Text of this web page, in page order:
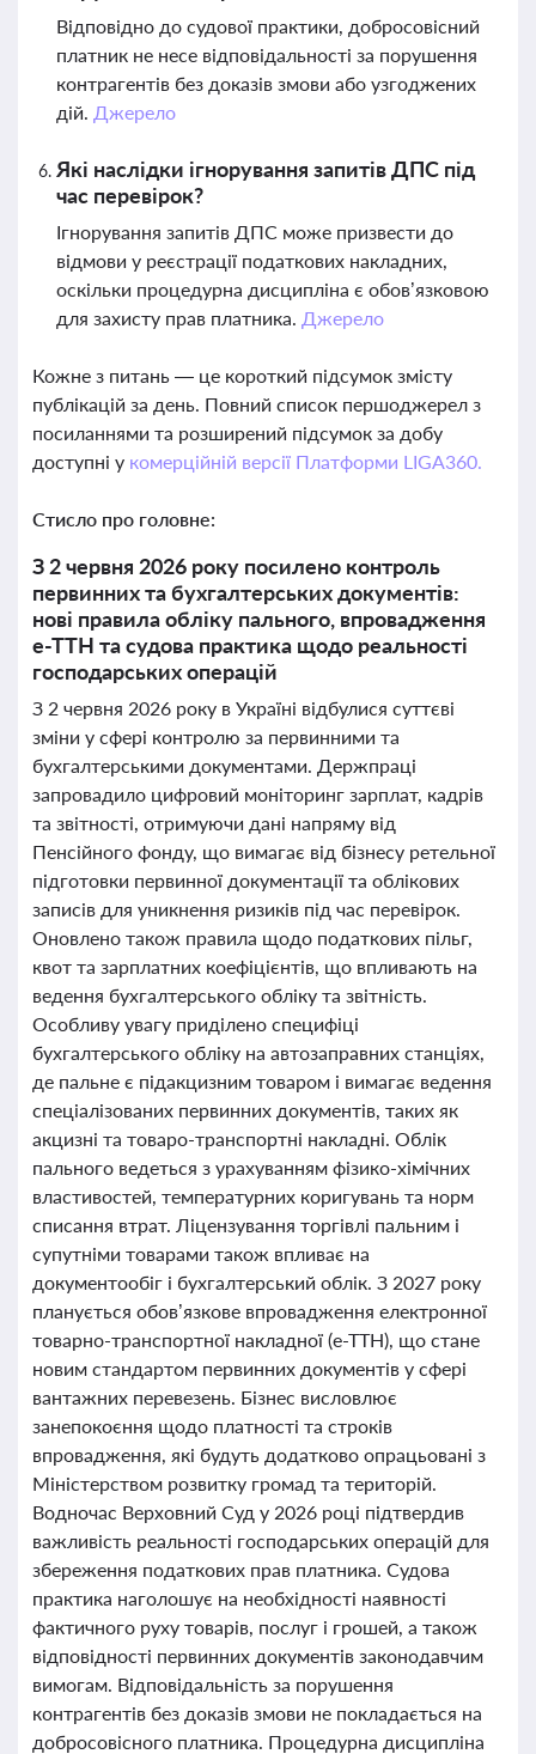
Відповідно до судової практики, добросовісний
платник не несе відповідальності за порушення
контрагентів без доказів змови або узгоджених
дій. Джерело
Які наслідки ігнорування запитів ДПС під
час перевірок?
Ігнорування запитів ДПС може призвести до
відмови у реєстрації податкових накладних,
оскільки процедурна дисципліна є обов’язковою
для захисту прав платника. Джерело
Кожне з питань — це короткий підсумок змісту
публікацій за день. Повний список першоджерел з
посиланнями та розширений підсумок за добу
доступні у комерційній версії Платформи LIGA360.
Стисло про головне:
З 2 червня 2026 року посилено контроль
первинних та бухгалтерських документів:
нові правила обліку пального, впровадження
е-ТТН та судова практика щодо реальності
господарських операцій
З 2 червня 2026 року в Україні відбулися суттєві
зміни у сфері контролю за первинними та
бухгалтерськими документами. Держпраці
запровадило цифровий моніторинг зарплат, кадрів
та звітності, отримуючи дані напряму від
Пенсійного фонду, що вимагає від бізнесу ретельної
підготовки первинної документації та облікових
записів для уникнення ризиків під час перевірок.
Оновлено також правила щодо податкових пільг,
квот та зарплатних коефіцієнтів, що впливають на
ведення бухгалтерського обліку та звітність.
Особливу увагу приділено специфіці
бухгалтерського обліку на автозаправних станціях,
де пальне є підакцизним товаром і вимагає ведення
спеціалізованих первинних документів, таких як
акцизні та товаро-транспортні накладні. Облік
пального ведеться з урахуванням фізико-хімічних
властивостей, температурних коригувань та норм
списання втрат. Ліцензування торгівлі пальним і
супутніми товарами також впливає на
документообіг і бухгалтерський облік. З 2027 року
планується обов’язкове впровадження електронної
товарно-транспортної накладної (е-ТТН), що стане
новим стандартом первинних документів у сфері
вантажних перевезень. Бізнес висловлює
занепокоєння щодо платності та строків
впровадження, які будуть додатково опрацьовані з
Міністерством розвитку громад та територій.
Водночас Верховний Суд у 2026 році підтвердив
важливість реальності господарських операцій для
збереження податкових прав платника. Судова
практика наголошує на необхідності наявності
фактичного руху товарів, послуг і грошей, а також
відповідності первинних документів законодавчим
вимогам. Відповідальність за порушення
контрагентів без доказів змови не покладається на
добросовісного платника. Процедурна дисципліна